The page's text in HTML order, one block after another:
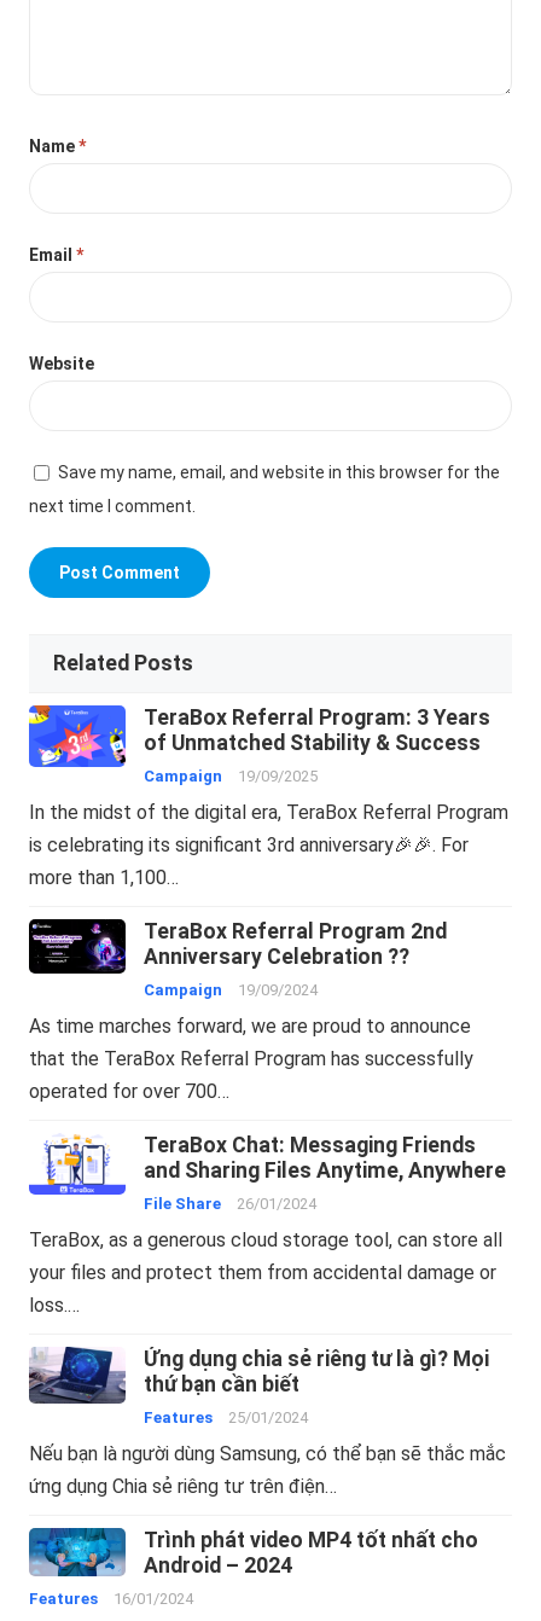
Name*
Email*
Website
Save my name, email, and website in this browser for the
next time I comment.
Related Posts
TeraBox Referral Program: 3 Years
of Unmatched Stability & Success
Campaign 19/09/2025
In the midst of the digital era, TeraBox Referral Program
is celebrating its significant 3rd anniversary🎉🎉. For
more than 1,100…
TeraBox Referral Program 2nd
Anniversary Celebration ??
Campaign 19/09/2024
As time marches forward, we are proud to announce
that the TeraBox Referral Program has successfully
operated for over 700…
TeraBox Chat: Messaging Friends
and Sharing Files Anytime, Anywhere
File Share 26/01/2024
TeraBox, as a generous cloud storage tool, can store all
your files and protect them from accidental damage or
loss.…
Ứng dụng chia sẻ riêng tư là gì? Mọi
thứ bạn cần biết
Features 25/01/2024
Nếu bạn là người dùng Samsung, có thể bạn sẽ thắc mắc
ứng dụng Chia sẻ riêng tư trên điện…
Trình phát video MP4 tốt nhất cho
Android – 2024
Features 16/01/2024